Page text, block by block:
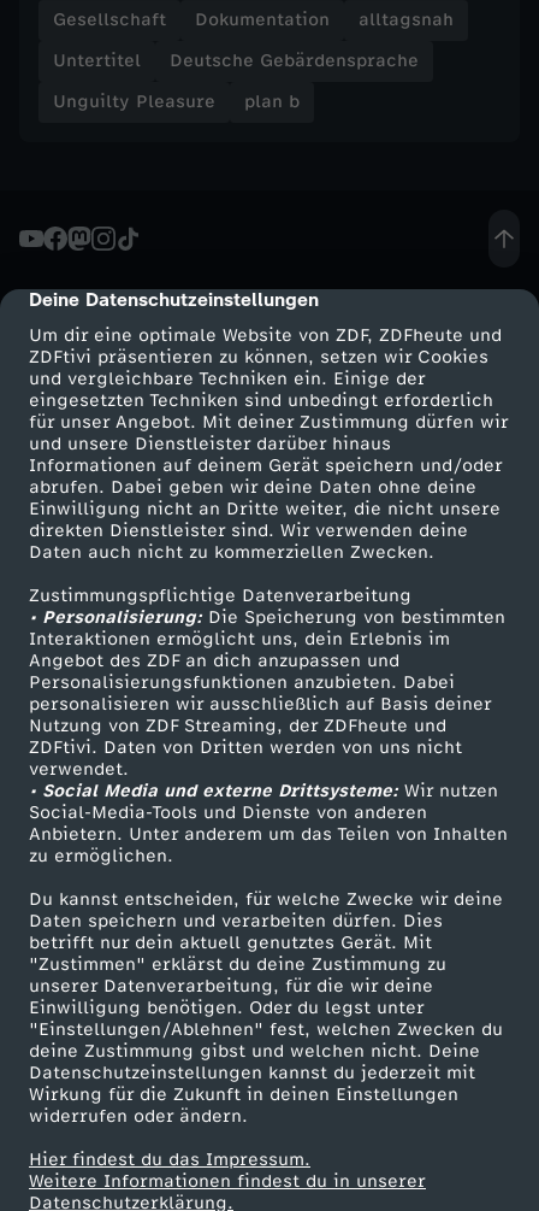
cmp-dialog-description
Deine Datenschutzeinstellungen
Um dir eine optimale Website von ZDF, ZDFheute und
ZDFtivi präsentieren zu können, setzen wir Cookies
und vergleichbare Techniken ein. Einige der
eingesetzten Techniken sind unbedingt erforderlich
für unser Angebot. Mit deiner Zustimmung dürfen wir
und unsere Dienstleister darüber hinaus
Informationen auf deinem Gerät speichern und/oder
abrufen. Dabei geben wir deine Daten ohne deine
Einwilligung nicht an Dritte weiter, die nicht unsere
direkten Dienstleister sind. Wir verwenden deine
Daten auch nicht zu kommerziellen Zwecken.
Zustimmungspflichtige Datenverarbeitung
• Personalisierung:Die Speicherung von bestimmten
Interaktionen ermöglicht uns, dein Erlebnis im
Angebot des ZDF an dich anzupassen und
Personalisierungsfunktionen anzubieten. Dabei
personalisieren wir ausschließlich auf Basis deiner
Nutzung von ZDF Streaming, der ZDFheute und
ZDFtivi. Daten von Dritten werden von uns nicht
verwendet.
• Social Media und externe Drittsysteme:Wir nutzen
Social-Media-Tools und Dienste von anderen
Anbietern. Unter anderem um das Teilen von Inhalten
zu ermöglichen.
Du kannst entscheiden, für welche Zwecke wir deine
Daten speichern und verarbeiten dürfen. Dies
betrifft nur dein aktuell genutztes Gerät. Mit
"Zustimmen" erklärst du deine Zustimmung zu
unserer Datenverarbeitung, für die wir deine
Einwilligung benötigen. Oder du legst unter
"Einstellungen/Ablehnen" fest, welchen Zwecken du
deine Zustimmung gibst und welchen nicht. Deine
Datenschutzeinstellungen kannst du jederzeit mit
Wirkung für die Zukunft in deinen Einstellungen
widerrufen oder ändern.
Hier findest du das Impressum.
Weitere Informationen findest du in unserer
Datenschutzerklärung.
e
Gesellschaft Dokumentation
alltagsnah
Untertitel
Deutsche Gebärdensprache
Unguilty Pleasure
plan b
Mehr ZDF
ZDF-Apps
Smart TV
ZDFtext
Livestreams
Sendungen A-Z
TV-Programm
Service
ZDFmitreden
Kontakt zum ZDF
Tickets
Zuschauerservice
Hilfe
ZDF Unternehmen
Karriere
ZDF goes Schule
Werbefernsehen
Mainzelmännchen
Partner